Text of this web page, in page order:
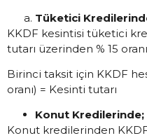
Tüketici
KKDF kesintisi tüketici
tutarı üzerinden % 15
Birinci taksit için KKDF
oranı) = Kesinti tutarı
Konut Kredilerinde;
Konut kredilerinden